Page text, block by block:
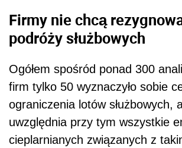
Firmy nie chcą
podróży służbowych
Ogółem spośród ponad 300
firm tylko 50 wyznaczyło sobie
ograniczenia lotów służbowych,
uwzględnia przy tym wszystkie
cieplarnianych związanych z